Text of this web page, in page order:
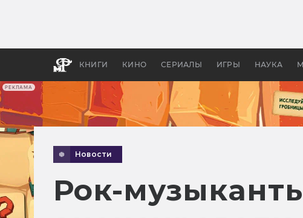
РЕКЛАМА
КНИГИ КИНО СЕРИАЛЫ ИГРЫ НАУКА
Новости
Рок-